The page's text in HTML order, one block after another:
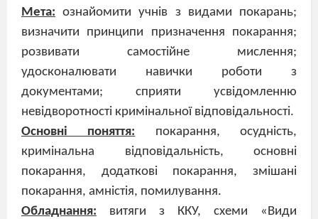
Мета: ознайомити учнів з видами покарань;
визначити принципи призначення покарання;
розвивати самостійне мислення;
удосконалювати навички роботи з
документами; сприяти усвідомленню
невідворотності кримінальної відповідальності.
Основні поняття: покарання, осудність,
кримінальна відповідальність, основні
покарання, додаткові покарання, змішані
покарання, амністія, помилування.
Обладнання: витяги з ККУ, схеми «Види